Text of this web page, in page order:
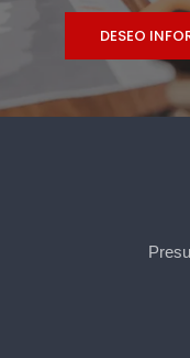
DESEO